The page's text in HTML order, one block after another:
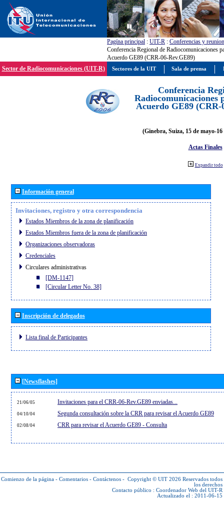
Pagína principal : UIT-R : Conferencias y
Conferencia Regional de Radiocomunicaciones
Acuerdo GE89 (CRR-06-Rev.GE89)
Sector de Radiocomunicaciones (UIT-R)
Conferencia
Radiocomunicaciones
Acuerdo GE89 (CRR-
(Ginebra, Suiza, 15 de mayo-
Actas Finales
Expandir todo
Información general
Invitaciones, registro y otra correspondencia
Estados Miembros de la zona de planificación
Estados Miembros fuera de la zona de planificación
Organizaciones observadoras
Credenciales
Circulares administrativas
[DM-1147]
[Circular Letter No. 38]
Inscripción de delegados
Lista final de Participantes
[Newsflashes]
21/06/05 Invitaciones para el CRR-06-Rev.GE89 enviadas...
04/10/04 Segunda consultación sobre la CRR para revisar el Acuerdo GE89
02/08/04 CRR para revisar el Acuerdo GE89 - Consulta
Comienzo de la página - Comentarios - Contáctenos - Copyright © UIT 2026 Reservados todos
los derechos
Contacto público : Coordenador Web del UIT-R
Actualizado el : 2011-06-15
Sectores de la UIT Sala de prensa